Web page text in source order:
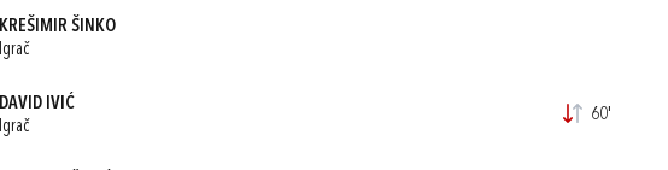
KREŠIMIR ŠINKO
Igrač
DAVID IVIĆ
Igrač
60'